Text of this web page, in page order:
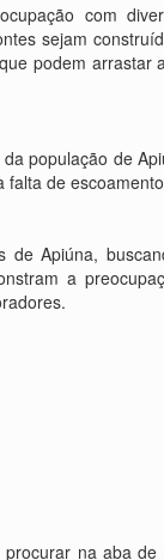
com
sejam
podem arrastar
população de
de
Apiúna,
a
na aba